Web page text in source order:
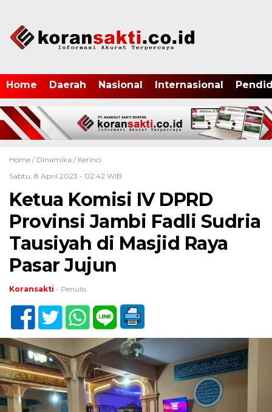
Home Daerah Nasional Internasional
Home / Dinamika / Kerinci
Sabtu, 8 April 2023 - 02:42 WIB
Ketua Komisi IV DPRD
Provinsi Jambi Fadli Sudria
Tausiyah di Masjid Raya
Pasar Jujun
Koransakti - Penulis